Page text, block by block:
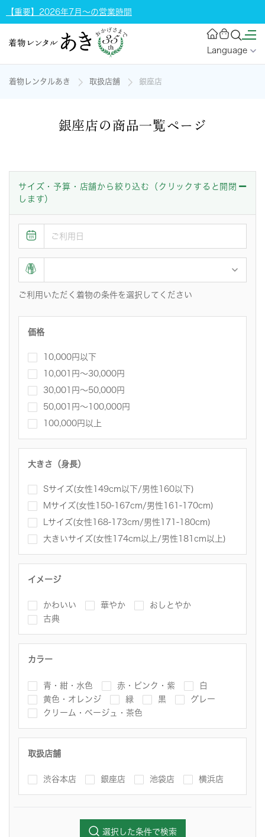
【重要】2026年7月～の営業時間
Language
着物レンタルあき 取扱店舗 銀座店
銀座店の商品一覧ページ
サイズ・予算・店舗から絞り込む（クリックすると開閉
します）
ご利用いただく着物の条件を選択してください
価格
10,000円以下
10,001円〜30,000円
30,001円～50,000円
50,001円～100,000円
100,000円以上
大きさ（身長）
Sサイズ(女性149cm以下/男性160以下)
Mサイズ(女性150-167cm/男性161-170cm)
Lサイズ(女性168-173cm/男性171-180cm)
大きいサイズ(女性174cm以上/男性181cm以上)
イメージ
かわいい 華やか
おしとやか
古典
カラー
青・紺・水色 赤・ピンク・紫
白
黄色・オレンジ
緑 黒
グレー
クリーム・ベージュ・茶色
取扱店舗
渋谷本店 銀座店 池袋店 横浜店
選択した条件で検索